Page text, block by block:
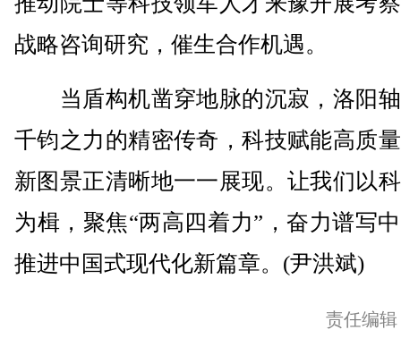
战略咨询研究，催生合作机遇。
当盾构机凿穿地脉的沉寂，洛阳
千钧之力的精密传奇，科技赋能高质
新图景正清晰地一一展现。让我们以
为楫，聚焦“两高四着力”，奋力谱写
推进中国式现代化新篇章。(尹洪斌)
责任编